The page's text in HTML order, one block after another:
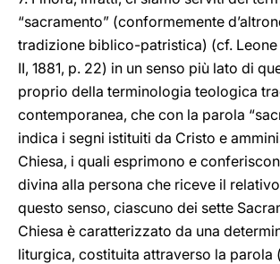
“sacramento” (conformemente
tradizione biblico-patristica) (cf.
II, 1881, p. 22) in un senso più lato di
proprio della terminologia teologica
contemporanea, che con la parola
indica i segni istituiti da Cristo e
Chiesa, i quali esprimono e
divina alla persona che riceve il
questo senso, ciascuno dei sette
Chiesa è caratterizzato da una
liturgica, costituita attraverso la parola